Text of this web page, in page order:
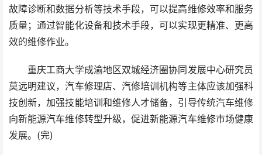
故障诊断和数据分析等技术手段，可以提高维修效率和服务
质量；通过智能化设备和技术手段，可以实现更精准、更高
效的维修作业。
重庆工商大学成渝地区双城经济圈协同发展中心研究员
莫远明建议，汽车修理店、汽修培训机构等主体应该加强科
技创新，加强技能培训和维修人才储备，引导传统汽车维修
向新能源汽车维修转型升级，促进新能源汽车维修市场健康
发展。(完)